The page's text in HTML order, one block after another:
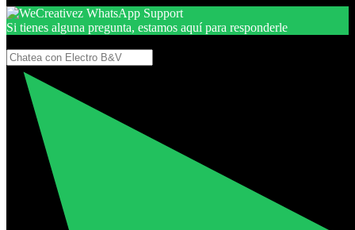
Si tienes alguna pregunta, estamos aquí para responderle